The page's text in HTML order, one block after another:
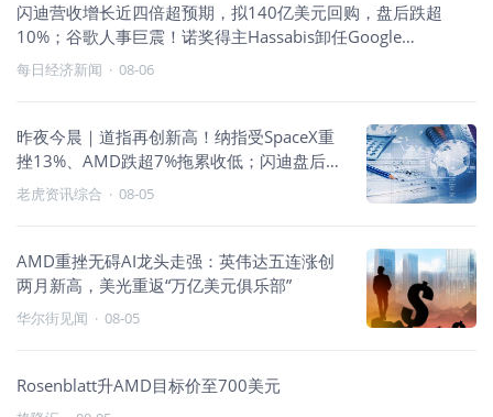
闪迪营收增长近四倍超预期，拟140亿美元回购，盘后跌超
10%；谷歌人事巨震！诺奖得主Hassabis卸任Google
DeepMind CEO，在职27年灵魂人物Jeff Dean离职丨全球科技
每日经济新闻 · 08-06
昨夜今晨｜道指再创新高！纳指受SpaceX重
挫13%、AMD跌超7%拖累收低；闪迪盘后跌
逾7%，AppLovin跌逾16%
老虎资讯综合 · 08-05
AMD重挫无碍AI龙头走强：英伟达五连涨创
两月新高，美光重返“万亿美元俱乐部”
华尔街见闻 · 08-05
Rosenblatt升AMD目标价至700美元